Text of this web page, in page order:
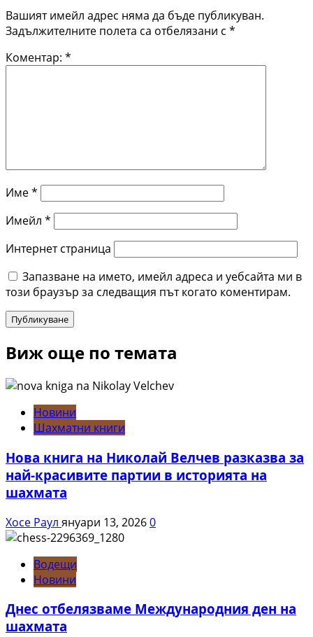
Вашият имейл адрес няма да бъде публикуван.
Задължителните полета са отбелязани с *
Коментар: *
Име*
Имейл *
Интернет страница
Запазване на името, имейл адреса и уебсайта ми в
този браузър за следващия път когато коментирам.
Виж още по темата
Новини
Шахматни книги
Нова книга на Николай Велчев разказва за
най-красивите партии в историята на
шахмата
Хосе Раул януари 13, 20260
Водещи
Новини
Днес отбелязваме Международния ден на
шахмата